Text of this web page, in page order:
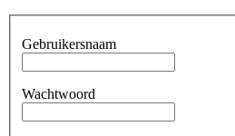
Gebruikersnaam
Wachtwoord